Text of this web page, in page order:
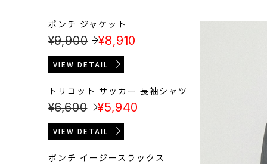
ポンチ ジャケット
¥9,900 ¥8,910
VIEW DETAIL
トリコット サッカー 長袖シャツ
¥6,600 ¥5,940
VIEW DETAIL
ポンチ イージースラックス